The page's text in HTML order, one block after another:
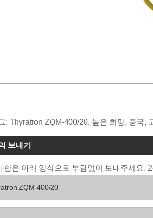
: Thyratron ZQM-400/20, 높은 희망, 중국,
보내기
항은 아래 양식으로 부담없이 보내주세요.